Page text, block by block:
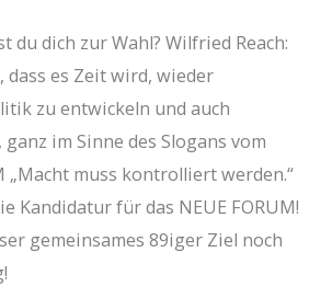
du dich zur Wahl? Wilfried Reach:
dass es Zeit wird, wieder
zu entwickeln und auch
im Sinne des Slogans vom
„Macht muss kontrolliert werden.“
Kandidatur für das NEUE FORUM!
gemeinsames 89iger Ziel noch